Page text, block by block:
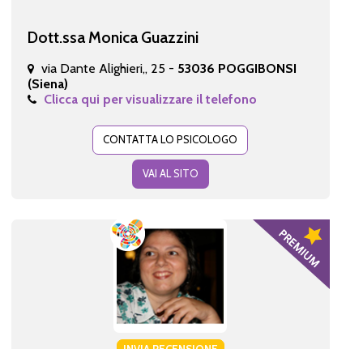
Dott.ssa Monica Guazzini
via Dante Alighieri,, 25 - 53036 POGGIBONSI
(Siena)
Clicca qui per visualizzare il telefono
CONTATTA LO PSICOLOGO
VAI AL SITO